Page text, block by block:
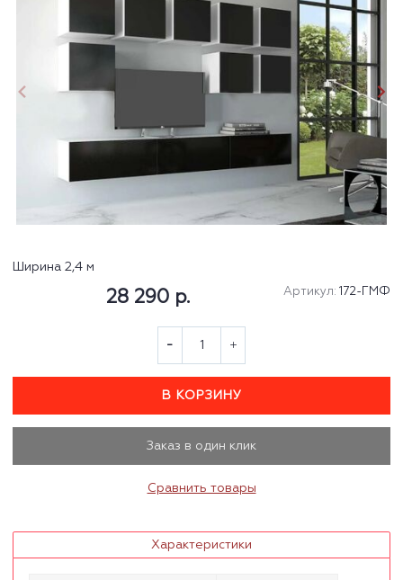
Ширина 2,4 м
Артикул: 172-ГМФ
28 290 р.
В КОРЗИНУ
Заказ в один клик
Сравнить товары
Характеристики